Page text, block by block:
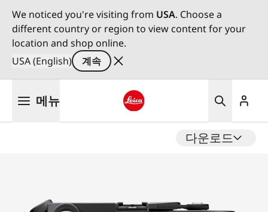
We noticed you're visiting from USA. Choose a
different country or region to view content for your
location and shop online.
USA (English)
계속
메뉴
다운로드